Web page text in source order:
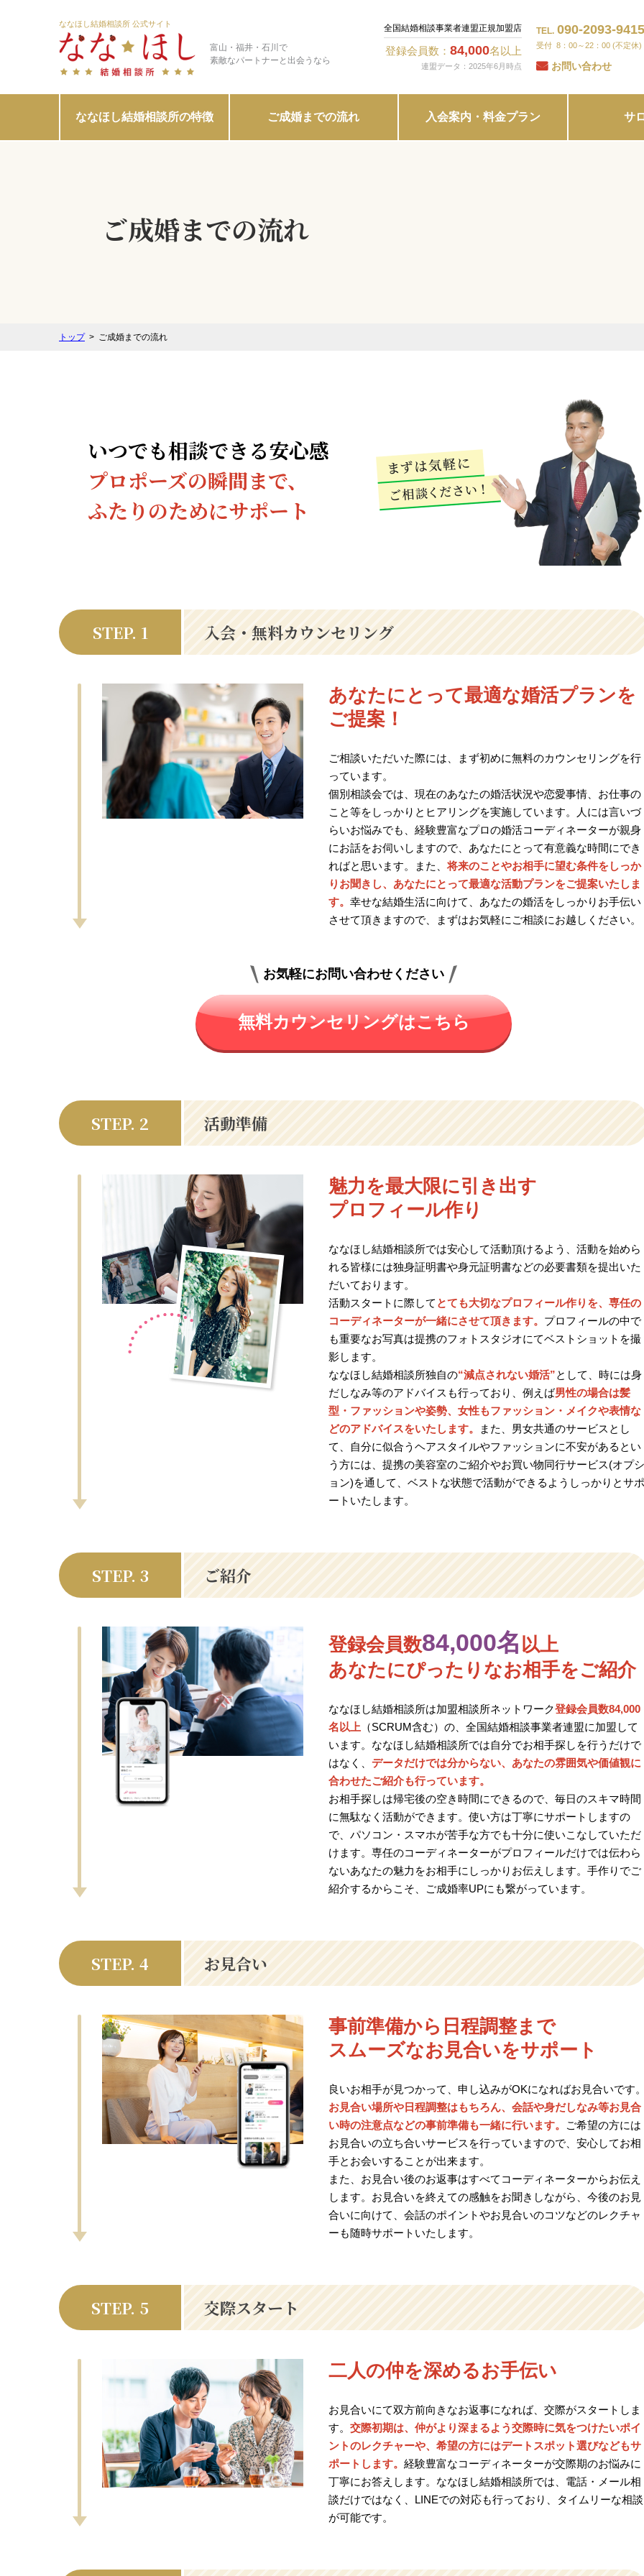
ななほし結婚相談所 公式サイト
富山・福井・石川で
素敵なパートナーと出会うなら
全国結婚相談事業者連盟正規加盟店
登録会員数： 84,000名以上
連盟データ：2025年6月時点
TEL. 090-2093-9415
8：00～22：00 (不定休)
お問い合わせ
ななほし結婚相談所の特徴 ご成婚までの流れ 入会案内・料金プラン サ
ご成婚までの流れ
トップ ご成婚までの流れ
いつでも相談できる安心感
プロポーズの瞬間まで、
ふたりのためにサポート
STEP. 1 入会・無料カウンセリング
あなたにとって最適な婚活プランを
ご提案！
ご相談いただいた際には、まず初めに無料のカウンセリングを行
っています。
個別相談会では、現在のあなたの婚活状況や恋愛事情、お仕事の
こと等をしっかりとヒアリングを実施しています。人には言いづ
らいお悩みでも、経験豊富なプロの婚活コーディネーターが親身
にお話をお伺いしますので、あなたにとって有意義な時間にでき
ればと思います。また、将来のことやお相手に望む条件をしっか
りお聞きし、あなたにとって最適な活動プランをご提案いたしま
す。 幸せな結婚生活に向けて、あなたの婚活をしっかりお手伝い
させて頂きますので、まずはお気軽にご相談にお越しください。
お気軽にお問い合わせください
無料カウンセリングはこちら
STEP. 2 活動準備
魅力を最大限に引き出す
プロフィール作り
ななほし結婚相談所では安心して活動頂けるよう、活動を始めら
れる皆様には独身証明書や身元証明書などの必要書類を提出いた
だいております。
活動スタートに際して とても大切なプロフィール作りを、専任の
コーディネーターが一緒にさせて頂きます。 プロフィールの中で
も重要なお写真は提携のフォトスタジオにてベストショットを撮
影します。
ななほし結婚相談所独自の“減点されない婚活”として、時には身
だしなみ等のアドバイスも行っており、例えば男性の場合は髪
型・ファッションや姿勢、女性もファッション・メイクや表情な
どのアドバイスをいたします。
また、男女共通のサービスとし
て、自分に似合うヘアスタイルやファッションに不安があるとい
う方には、提携の美容室のご紹介やお買い物同行サービス(オプシ
ョン)を通して、ベストな状態で活動ができるようしっかりとサポ
ートいたします。
STEP. 3 ご紹介
登録会員数84,000名 以上
あなたにぴったりなお相手をご紹介
ななほし結婚相談所は加盟相談所ネットワーク登録会員数84,000
名以上 （SCRUM含む）の、全国結婚相談事業者連盟に加盟して
います。ななほし結婚相談所では自分でお相手探しを行うだけで
はなく、 データだけでは分からない、あなたの雰囲気や価値観に
合わせたご紹介も行っています。
お相手探しは帰宅後の空き時間にできるので、毎日のスキマ時間
に無駄なく活動ができます。使い方は丁寧にサポートしますの
で、パソコン・スマホが苦手な方でも十分に使いこなしていただ
けます。専任のコーディネーターがプロフィールだけでは伝わら
ないあなたの魅力をお相手にしっかりお伝えします。手作りでご
紹介するからこそ、ご成婚率UPにも繋がっています。
STEP. 4 お見合い
事前準備から日程調整まで
スムーズなお見合いをサポート
良いお相手が見つかって、申し込みがOKになればお見合いです
お見合い場所や日程調整はもちろん、会話や身だしなみ等お見合
い時の注意点などの事前準備も一緒に行います。
ご希望の方には
お見合いの立ち合いサービスを行っていますので、安心してお相
手とお会いすることが出来ます。
また、お見合い後のお返事はすべてコーディネーターからお伝え
します。お見合いを終えての感触をお聞きしながら、今後のお見
合いに向けて、会話のポイントやお見合いのコツなどのレクチャ
ーも随時サポートいたします。
STEP. 5 交際スタート
二人の仲を深めるお手伝い
お見合いにて双方前向きなお返事になれば、交際がスタートしま
す。 交際初期は、仲がより深まるよう交際時に気をつけたいポイ
ントのレクチャーや、希望の方にはデートスポット選びなどもサ
ポートします。 経験豊富なコーディネーターが交際期のお悩みに
丁寧にお答えします。ななほし結婚相談所では、電話・メール相
談だけではなく、LINEでの対応も行っており、タイムリーな相談
が可能です。